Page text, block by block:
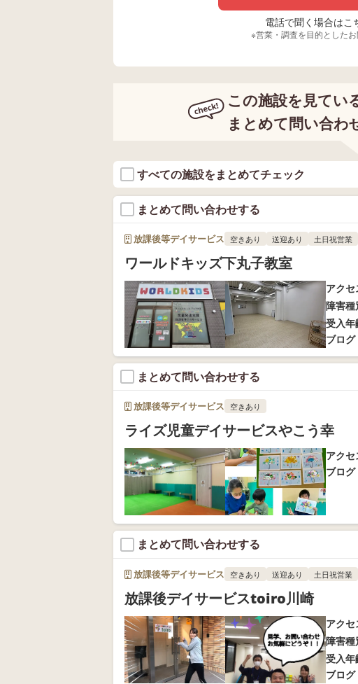
電話で聞く場合は
※営業・調査を目的とした
この施設を見てい
まとめて問い合わ
すべての施設をまとめてチェック
まとめて問い合わせする
放課後等デイサービス 空きあり 送迎あり 土日祝営業
ワールドキッズ下丸子教室
アクセ
障害種
受入年
ブログ
まとめて問い合わせする
放課後等デイサービス 空きあり
ライズ児童デイサービスやこう幸
アクセ
ブログ
まとめて問い合わせする
放課後等デイサービス 空きあり 送迎あり 土日祝営業
放課後デイサービスtoiro川崎
アクセ
障害種
受入年
ブログ